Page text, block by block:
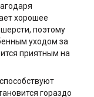
хорошее
поэтому
уходом за
приятным на
гораздо